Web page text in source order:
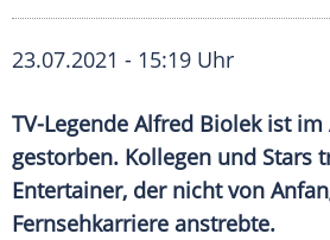
23.07.2021 - 15:19 Uhr
TV-Legende Alfred Biolekist im
gestorben. Kollegen und Stars
Entertainer, der nicht von
Fernsehkarriere anstrebte.